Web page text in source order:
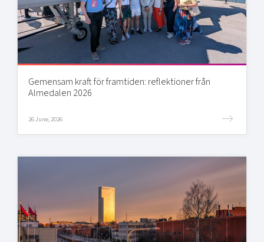
Gemensam kraft för framtiden: reflektioner från
Almedalen 2026
26 June, 2026